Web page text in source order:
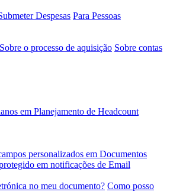
Despesas Para Pessoas
Sobre o processo de aquisição Sobre contas
em Planejamento de Headcount
personalizados em Documentos
em notificações de Email
no meu documento? Como posso